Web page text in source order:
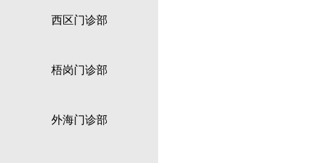
西区门诊部
梧岗门诊部
外海门诊部